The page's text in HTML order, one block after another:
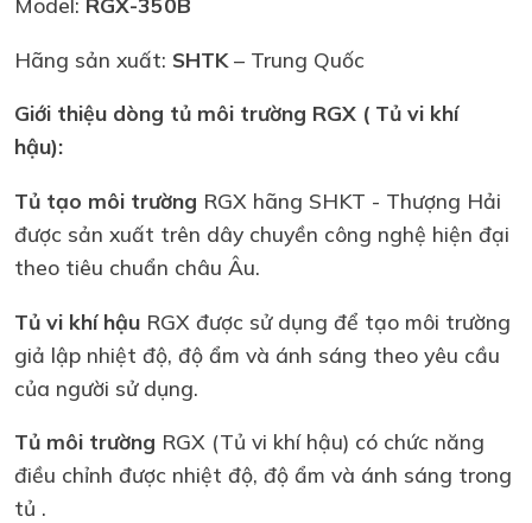
Hãng sản xuất: SHTK – Trung Quốc
Giới thiệu dòng tủ môi trường RGX ( Tủ vi khí
hậu):
Tủ tạo môi trường RGX hãng SHKT - Thượng Hải
được sản xuất trên dây chuyền công nghệ hiện đại
theo tiêu chuẩn châu Âu.
Tủ vi khí hậu RGX được sử dụng để tạo môi trường
giả lập nhiệt độ, độ ẩm và ánh sáng theo yêu cầu
của người sử dụng.
Tủ môi trường RGX (Tủ vi khí hậu) có chức năng
điều chỉnh được nhiệt độ, độ ẩm và ánh sáng trong
tủ .